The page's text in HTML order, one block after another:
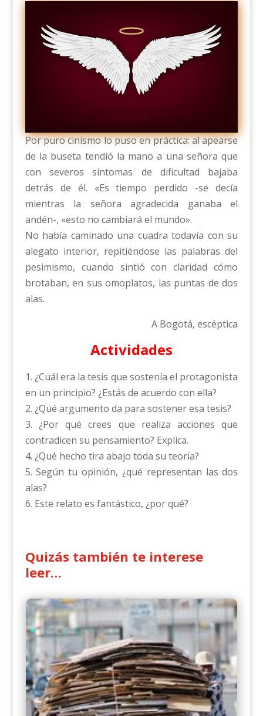
Por puro cinismo lo puso en práctica: al apearse
de la buseta tendió la mano a una señora que
con severos síntomas de dificultad bajaba
detrás de él. «Es tiempo perdido -se decía
mientras la señora agradecida ganaba el
andén-, «esto no cambiará el mundo».
No había caminado una cuadra todavía con su
alegato interior, repitiéndose las palabras del
pesimismo, cuando sintió con claridad cómo
brotaban, en sus omoplatos, las puntas de dos
alas.
A Bogotá, escéptica
Actividades
1. ¿Cuál era la tesis que sostenía el protagonista
en un principio? ¿Estás de acuerdo con ella?
2. ¿Qué argumento da para sostener esa tesis?
3. ¿Por qué crees que realiza acciones que
contradicen su pensamiento? Explica.
4. ¿Qué hecho tira abajo toda su teoría?
5. Según tu opinión, ¿qué representan las dos
alas?
6. Este relato es fantástico, ¿por qué?
Quizás también te interese
leer…